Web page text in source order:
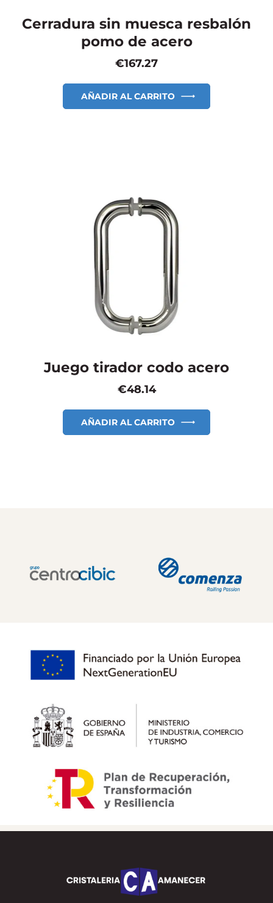
Cerradura sin muesca resbalón
pomo de acero
€167.27
AÑADIR AL CARRITO
Juego tirador codo acero
€48.14
AÑADIR AL CARRITO